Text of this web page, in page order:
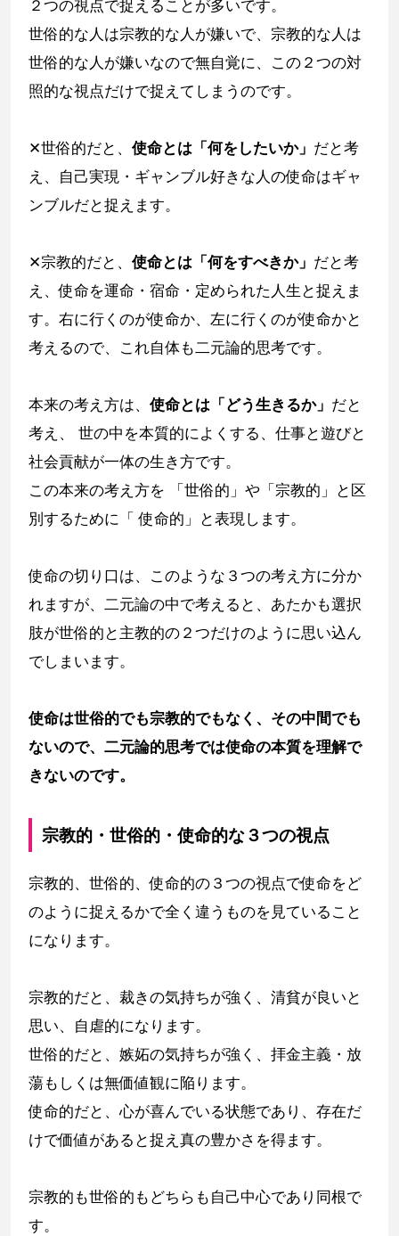
２つの視点で捉えることが多いです。
世俗的な人は宗教的な人が嫌いで、宗教的な人は
世俗的な人が嫌いなので無自覚に、この２つの対
照的な視点だけで捉えてしまうのです。
✕世俗的だと、 使命とは「何をしたいか」 だと考
え、自己実現・ギャンブル好きな人の使命はギャ
ンブルだと捉えます。
✕宗教的だと、 使命とは「何をすべきか」 だと考
え、使命を運命・宿命・定められた人生と捉えま
す。右に行くのが使命か、左に行くのが使命かと
考えるので、これ自体も二元論的思考です。
本来の考え方は、 使命とは「どう生きるか」 だと
考え、 世の中を本質的によくする、仕事と遊びと
社会貢献が一体の生き方です。
この本来の考え方を 「世俗的」や「宗教的」と区
別するために「 使命的」と表現します。
使命の切り口は、このような３つの考え方に分か
れますが、二元論の中で考えると、あたかも選択
肢が世俗的と主教的の２つだけのように思い込ん
でしまいます。
使命は世俗的でも宗教的でもなく、その中間でも
ないので、二元論的思考では使命の本質を理解で
きないのです。
宗教的・世俗的・使命的な３つの視点
宗教的、世俗的、使命的の３つの視点で使命をど
のように捉えるかで全く違うものを見ていること
になります。
宗教的だと、裁きの気持ちが強く、清貧が良いと
思い、自虐的になります。
世俗的だと、嫉妬の気持ちが強く、拝金主義・放
蕩もしくは無価値観に陥ります。
使命的だと、心が喜んでいる状態であり、存在だ
けで価値があると捉え真の豊かさを得ます。
宗教的も世俗的もどちらも自己中心であり同根で
す。